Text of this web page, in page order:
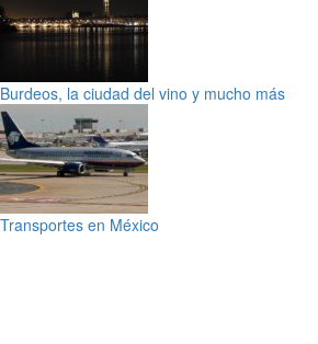
Burdeos, la ciudad del vino y mucho más
Transportes en México